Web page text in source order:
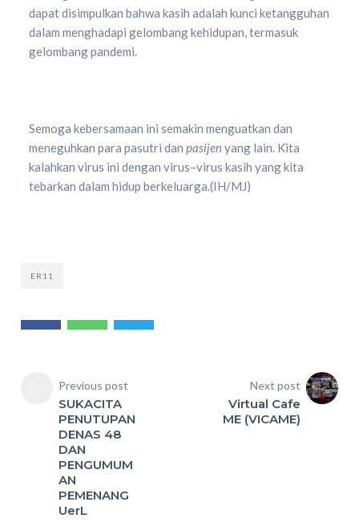
dapat disimpulkan bahwa kasih adalah kunci ketangguhan
dalam menghadapi gelombang kehidupan, termasuk
gelombang pandemi.
Semoga kebersamaan ini semakin menguatkan dan
meneguhkan para pasutri danpasijen yang lain. Kita
kalahkan virus ini dengan virus–virus kasih yang kita
tebarkan dalam hidup berkeluarga.(IH/MJ)
ER11
Previous post
SUKACITA
PENUTUPAN
DENAS 48
DAN
PENGUMUM
AN
PEMENANG
UerL
Next post
Virtual Cafe
ME (VICAME)